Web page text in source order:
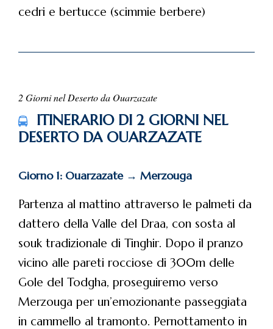
cedri e bertucce (scimmie berbere)
2 Giorni nel Deserto da Ouarzazate
ITINERARIO DI 2 GIORNI NEL
DESERTO DA OUARZAZATE
Giorno 1: Ouarzazate → Merzouga
Partenza al mattino attraverso le palmeti da
dattero della Valle del Draa, con sosta al
souk tradizionale di Tinghir. Dopo il pranzo
vicino alle pareti rocciose di 300m delle
Gole del Todgha, proseguiremo verso
Merzouga per un’emozionante passeggiata
in cammello al tramonto. Pernottamento in